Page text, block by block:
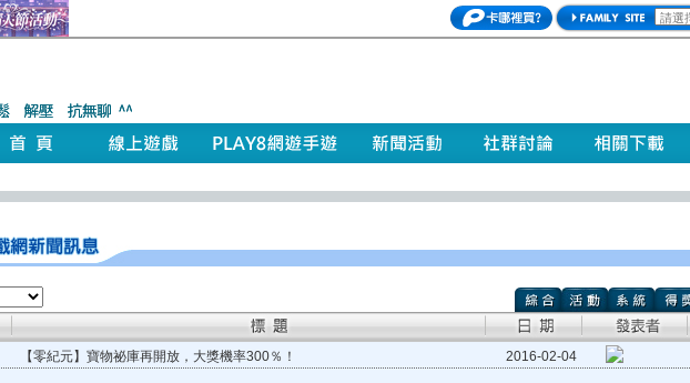
【零紀元】寶物祕庫再開放，大獎機率300％！ 2016-02-04